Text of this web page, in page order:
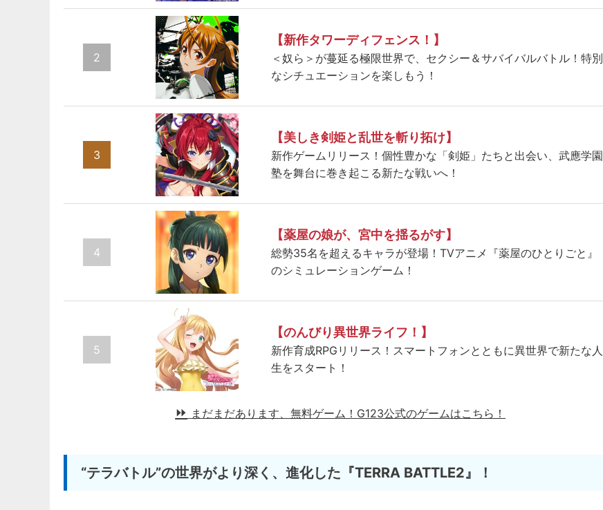
2
【新作タワーディフェンス！】
＜奴ら＞が蔓延る極限世界で、セクシー＆サバイバルバトル！特別
なシチュエーションを楽しもう！
3
【美しき剣姫と乱世を斬り拓け】
新作ゲームリリース！個性豊かな「剣姫」たちと出会い、武應学園
塾を舞台に巻き起こる新たな戦いへ！
4
【薬屋の娘が、宮中を揺るがす】
総勢35名を超えるキャラが登場！TVアニメ『薬屋のひとりごと』
のシミュレーションゲーム！
5
【のんびり異世界ライフ！】
新作育成RPGリリース！スマートフォンとともに異世界で新たな人
生をスタート！
まだまだあります、無料ゲーム！ G123公式のゲームはこちら！
“テラバトル”の世界がより深く、進化した『TERRA BATTLE2』！